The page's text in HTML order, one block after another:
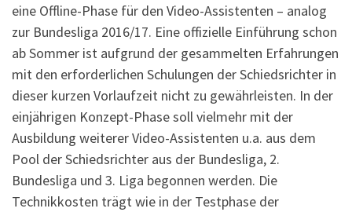
eine Offline-Phase für den Video-Assistenten – analog
zur Bundesliga 2016/17. Eine offizielle Einführung schon
ab Sommer ist aufgrund der gesammelten Erfahrungen
mit den erforderlichen Schulungen der Schiedsrichter in
dieser kurzen Vorlaufzeit nicht zu gewährleisten. In der
einjährigen Konzept-Phase soll vielmehr mit der
Ausbildung weiterer Video-Assistenten u.a. aus dem
Pool der Schiedsrichter aus der Bundesliga, 2.
Bundesliga und 3. Liga begonnen werden. Die
Technikkosten trägt wie in der Testphase der